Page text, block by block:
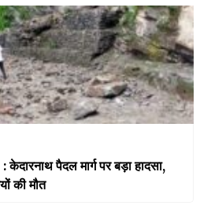
पैदल मार्ग पर बड़ा हादसा,
की मौत